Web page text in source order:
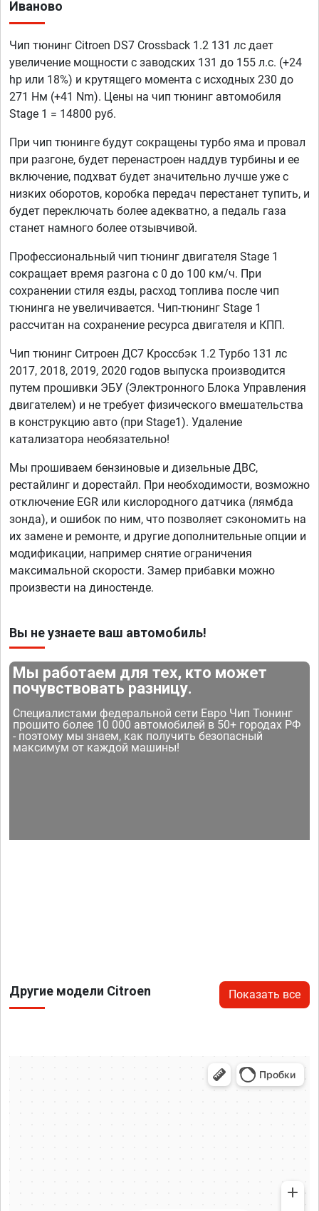
Иваново
Чип тюнинг Citroen DS7 Crossback 1.2 131 лс дает
увеличение мощности с заводских 131 до 155 л.с. (+24
hp или 18%) и крутящего момента с исходных 230 до
271 Нм (+41 Nm). Цены на чип тюнинг автомобиля
Stage 1 = 14800 руб.
При чип тюнинге будут сокращены турбо яма и провал
при разгоне, будет перенастроен наддув турбины и ее
включение, подхват будет значительно лучше уже с
низких оборотов, коробка передач перестанет тупить, и
будет переключать более адекватно, а педаль газа
станет намного более отзывчивой.
Профессиональный чип тюнинг двигателя Stage 1
сокращает время разгона с 0 до 100 км/ч. При
сохранении стиля езды, расход топлива после чип
тюнинга не увеличивается. Чип-тюнинг Stage 1
рассчитан на сохранение ресурса двигателя и КПП.
Чип тюнинг Ситроен ДС7 Кроссбэк 1.2 Турбо 131 лс
2017, 2018, 2019, 2020 годов выпуска производится
путем прошивки ЭБУ (Электронного Блока Управления
двигателем) и не требует физического вмешательства
в конструкцию авто (при Stage1). Удаление
катализатора необязательно!
Мы прошиваем бензиновые и дизельные ДВС,
рестайлинг и дорестайл. При необходимости, возможно
отключение EGR или кислородного датчика (лямбда
зонда), и ошибок по ним, что позволяет сэкономить на
их замене и ремонте, и другие дополнительные опции и
модификации, например снятие ограничения
максимальной скорости. Замер прибавки можно
произвести на диностенде.
Вы не узнаете ваш автомобиль!
Мы работаем для тех, кто может
почувствовать разницу.
Специалистами федеральной сети Евро Чип Тюнинг
прошито более 10 000 автомобилей в 50+ городах РФ
- поэтому мы знаем, как получить безопасный
максимум от каждой машины!
Другие модели Citroen Показать все